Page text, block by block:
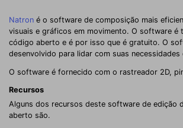
Natron é o software de composição mais
visuais e gráficos em movimento. O software é
código aberto e é por isso que é gratuito. O
desenvolvido para lidar com suas necessidades
O software é fornecido com o rastreador 2D,
Recursos
Alguns dos recursos deste software de edição
aberto são.